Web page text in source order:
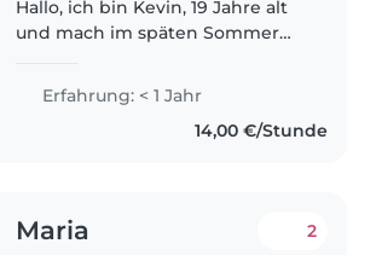
Hallo, ich bin Kevin, 19 Jahre alt
und mach im späten Sommer
Mediengestalter. Ich bin
freundlich, extrovertiert, kreativ
und kann gut mit Menschen und
Erfahrung: < 1 Jahr
14,00 €/Stunde
Maria 2